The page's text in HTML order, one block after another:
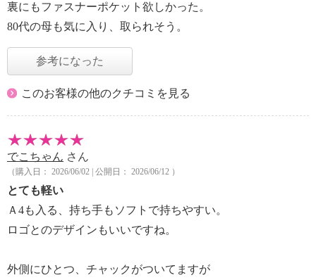
裏にもファスナーポケット欲しかった。
80代の母も気に入り、取られそう。
参考になった
このお客様の他のクチコミを見る
でこちゃん さん
（購入日： 2026/06/02 | 公開日： 2026/06/12 ）
とても軽い
Ａ4も入る、持ち手もソフトで持ちやすい。
ロゴとのデザインもいいですね。
外側にひとつ、チャックがついてますが